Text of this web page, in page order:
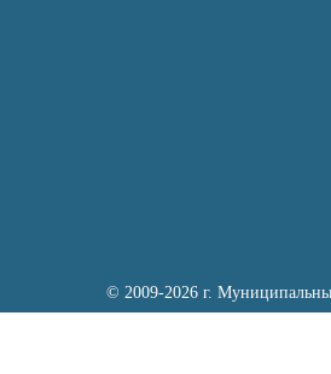
© 2009-2026 г.